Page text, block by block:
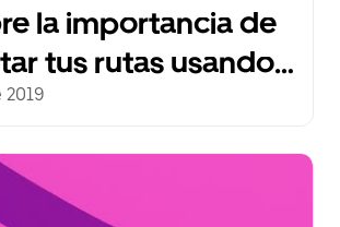
la importancia de
tus rutas usando
para solicitar
2019